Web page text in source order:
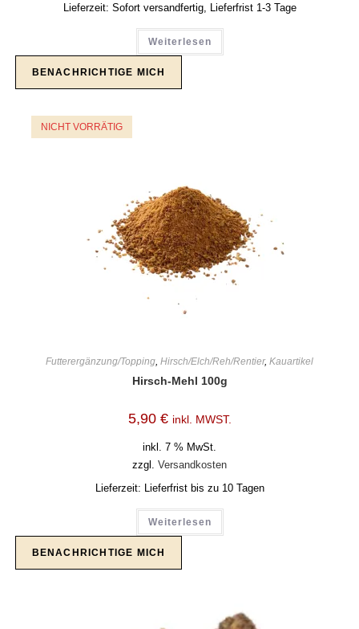
Lieferzeit: Sofort versandfertig, Lieferfrist 1-3 Tage
Weiterlesen
NICHT VORRÄTIG
Futterergänzung/Topping Hirsch/Elch/Reh/Rentier, Kauartikel
Hirsch-Mehl 100g
5,90 € inkl. MWST.
inkl. 7 % MwSt.
zzgl. Versandkosten
Lieferzeit: Lieferfrist bis zu 10 Tagen
Weiterlesen